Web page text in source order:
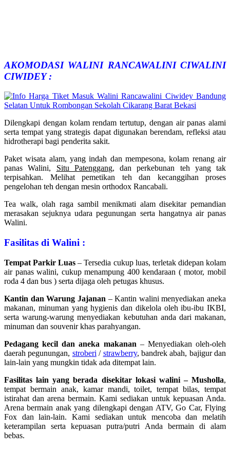
AKOMODASI WALINI RANCAWALINI CIWALINI
CIWIDEY :
Dilengkapi dengan kolam rendam tertutup, dengan air panas alami
serta tempat yang strategis dapat digunakan berendam, refleksi atau
hidrotherapi bagi penderita sakit.
Paket wisata alam, yang indah dan mempesona, kolam renang air
panas Walini, Situ Patenggang, dan perkebunan teh yang tak
terpisahkan. Melihat pemetikan teh dan kecanggihan proses
pengelohan teh dengan mesin orthodox Rancabali.
Tea walk, olah raga sambil menikmati alam disekitar pemandian
merasakan sejuknya udara pegunungan serta hangatnya air panas
Walini.
Fasilitas di Walini :
Tempat Parkir Luas – Tersedia cukup luas, terletak didepan kolam
air panas walini, cukup menampung 400 kendaraan ( motor, mobil
roda 4 dan bus ) serta dijaga oleh petugas khusus.
Kantin dan Warung Jajanan – Kantin walini menyediakan aneka
makanan, minuman yang hygienis dan dikelola oleh ibu-ibu IKBI,
serta warung-warung menyediakan kebutuhan anda dari makanan,
minuman dan souvenir khas parahyangan.
Pedagang kecil dan aneka makanan – Menyediakan oleh-oleh
daerah pegunungan, stroberi / strawberry, bandrek abah, bajigur dan
lain-lain yang mungkin tidak ada ditempat lain.
Fasilitas lain yang berada disekitar lokasi walini – Musholla,
tempat bermain anak, kamar mandi, toilet, tempat bilas, tempat
istirahat dan arena bermain. Kami sediakan untuk kepuasan Anda.
Arena bermain anak yang dilengkapi dengan ATV, Go Car, Flying
Fox dan lain-lain. Kami sediakan untuk mencoba dan melatih
keterampilan serta kepuasan putra/putri Anda bermain di alam
bebas.